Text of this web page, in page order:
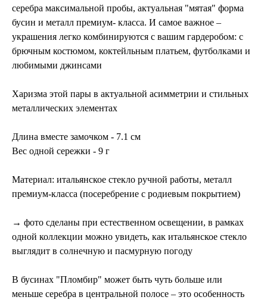
серебра максимальной пробы, актуальная "мятая" форма
бусин и металл премиум- класса. И самое важное –
украшения легко комбинируются с вашим гардеробом: с
брючным костюмом, коктейльным платьем, футболками и
любимыми джинсами
Харизма этой пары в актуальной асимметрии и стильных
металлических элементах
Длина вместе замочком - 7.1 см
Вес одной сережки - 9 г
Материал: итальянское стекло ручной работы, металл
премиум-класса (посеребрение с родиевым покрытием)
→ фото сделаны при естественном освещении, в рамках
одной коллекции можно увидеть, как итальянское стекло
выглядит в солнечную и пасмурную погоду
В бусинах "Пломбир" может быть чуть больше или
меньше серебра в центральной полосе – это особенность